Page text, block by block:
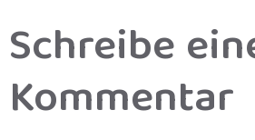
Schreibe
Kommentar